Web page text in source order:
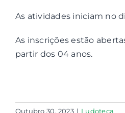
As atividades iniciam no
As inscrições estão
partir dos 04 anos.
Outubro 30, 2023 | Ludoteca